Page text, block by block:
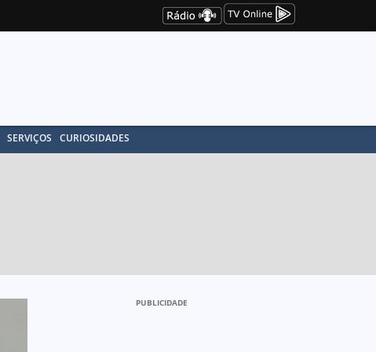
SERVIÇOS CURIOSIDADES
PUBLICIDADE